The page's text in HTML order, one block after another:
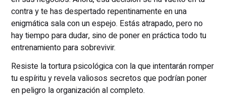
contra y te has despertado repentinamente en una
enigmática sala con un espejo. Estás atrapado, pero no
hay tiempo para dudar, sino de poner en práctica todo tu
entrenamiento para sobrevivir.
Resiste la tortura psicológica con la que intentarán romper
tu espíritu y revela valiosos secretos que podrían poner
en peligro la organización al completo.